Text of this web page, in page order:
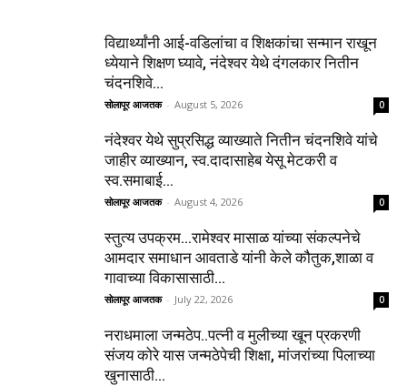
विद्यार्थ्यांनी आई-वडिलांचा व शिक्षकांचा सन्मान राखून
ध्येयाने शिक्षण घ्यावे, नंदेश्वर येथे दंगलकार नितीन
चंदनशिवे...
सोलापूर आजतक - August 5, 2026 0
नंदेश्वर येथे सुप्रसिद्ध व्याख्याते नितीन चंदनशिवे यांचे
जाहीर व्याख्यान, स्व.दादासाहेब येसू मेटकरी व
स्व.समाबाई...
सोलापूर आजतक - August 4, 2026 0
स्तुत्य उपक्रम…रामेश्वर मासाळ यांच्या संकल्पनेचे
आमदार समाधान आवताडे यांनी केले कौतुक,शाळा व
गावाच्या विकासासाठी...
सोलापूर आजतक - July 22, 2026 0
नराधमाला जन्मठेप..पत्नी व मुलीच्या खून प्रकरणी
संजय कोरे यास जन्मठेपेची शिक्षा, मांजरांच्या पिलाच्या
खुनासाठी...